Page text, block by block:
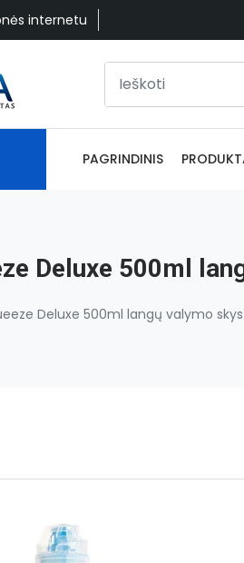
internetu
PAGRINDINIS
Deluxe 500ml
Deluxe 500ml langų valymo